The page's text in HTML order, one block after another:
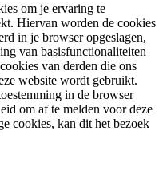
om je ervaring te
Hiervan worden de cookies
in je browser opgeslagen,
van basisfunctionaliteiten
van derden die ons
website wordt gebruikt.
in de browser
om af te melden voor deze
cookies, kan dit het bezoek